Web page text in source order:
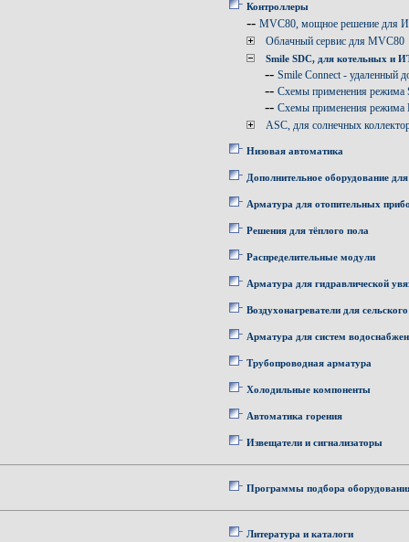
Контроллеры
-- MVC80, мощное решение для
Облачный сервис для MVC80
Smile SDC, для котельных и
-- Smile Connect - удаленный
-- Схемы применения режима
-- Схемы применения режима
ASC, для солнечных
Низовая автоматика
Дополнительное оборудование
Арматура для отопительных
Решения для тёплого пола
Распределительные модули
Арматура для гидравлической
Воздухонагреватели для
Арматура для систем
Трубопроводная арматура
Холодильные компоненты
Автоматика горения
Извещатели и сигнализаторы
Программы подбора
Литература и каталоги